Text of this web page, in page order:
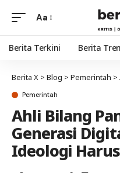
Aa
Berita Terkini Berita
Berita X > Blog > Pemerintah >
Pemerintah
Ahli Bilang
Generasi
Ideologi